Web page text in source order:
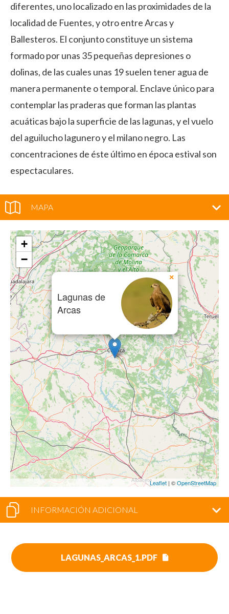
diferentes, uno localizado en las proximidades de la
localidad de Fuentes, y otro entre Arcas y
Ballesteros. El conjunto constituye un sistema
formado por unas 35 pequeñas depresiones o
dolinas, de las cuales unas 19 suelen tener agua de
manera permanente o temporal. Enclave único para
contemplar las praderas que forman las plantas
acuáticas bajo la superficie de las lagunas, y el vuelo
del aguilucho lagunero y el milano negro. Las
concentraciones de éste último en época estival son
espectaculares.
MAPA
Lagunas de
Arcas
×
+
−
Leaflet | ©OpenStreetMap
INFORMACIÓN ADICIONAL
LAGUNAS_ARCAS_1.PDF